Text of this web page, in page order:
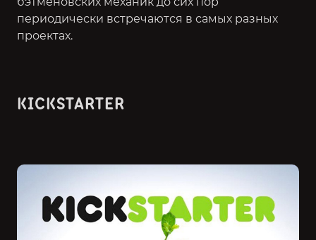
периодически встречаются в самых разных
проектах.
KICKSTARTER